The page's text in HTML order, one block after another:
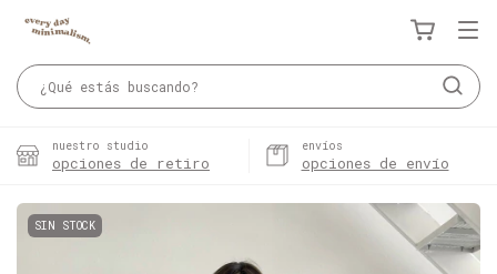
nuestro studio
opciones de retiro
envíos
opciones de envío
SIN STOCK